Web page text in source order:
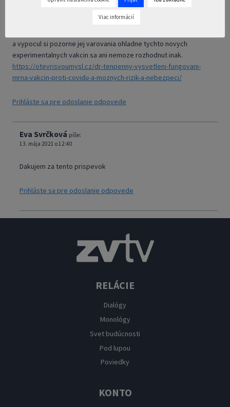
informacie o Vratkovi. Len 1 poznamka – ak by sa mali znova konat
koncerty len pre zaockovanych ludi – tak radsej do konca zivota uz
a vypocul si pozorne jej varovania ohladne tychto novych
experimentalnych vakcin sa ani nemoze rozhodnut inak.
https://otevrisvoumysl.cz/dr-tenpenny-vysvetleni-fungovani-
mrna-vakcin-proti-covidu-a-moznych-rizik-a-nebezpeci/
Prihláste sa pre odoslanie odpovede
Eva Svrčková píše:
13. mája 2021 o 12:40
Dakujem za tento prispevok
Prihláste sa pre odoslanie odpovede
RELÁCIE
Dialógy
Monológy
Svet budúcnosti
Pod lupou
Poviedky
KONTO
Viac informácií